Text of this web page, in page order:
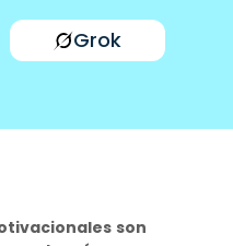
Grok
son